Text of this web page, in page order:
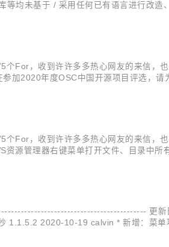
均未基于 / 采用任何已有语言进行改造
For，收到许许多多热心网友的来信，
2020年度OSC中国开源项目评选，请
For，收到许许多多热心网友的来信，
源管理器右键菜单打开文件、目录中所
更新
1.1.5.2 2020-10-19 calvin * 新增：菜